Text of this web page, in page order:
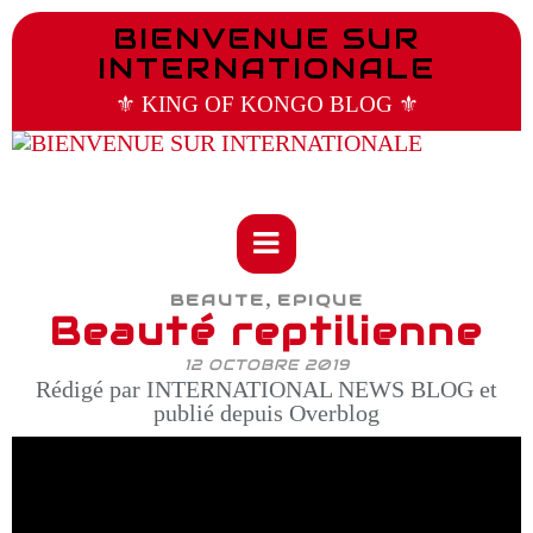
BIENVENUE SUR
INTERNATIONALE
⚜️ KING OF KONGO BLOG ⚜️
BEAUTE, EPIQUE
Beauté reptilienne
12 OCTOBRE 2019
Rédigé par INTERNATIONAL NEWS BLOG et
publié depuis Overblog